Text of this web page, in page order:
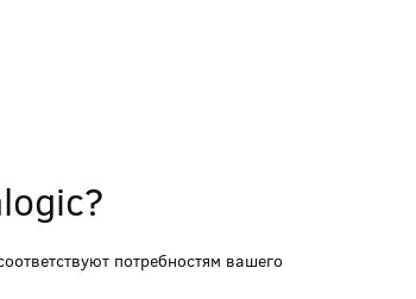
потребностям вашего